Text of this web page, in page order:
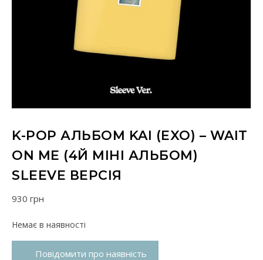
K-POP АЛЬБОМ KAI (EXO) – WAIT
ON ME (4Й МІНІ АЛЬБОМ)
SLEEVE ВЕРСІЯ
930 грн
Немає в наявності
Повідомити про наявність